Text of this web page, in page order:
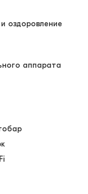
ванны,
все
оздоровление
аппарата